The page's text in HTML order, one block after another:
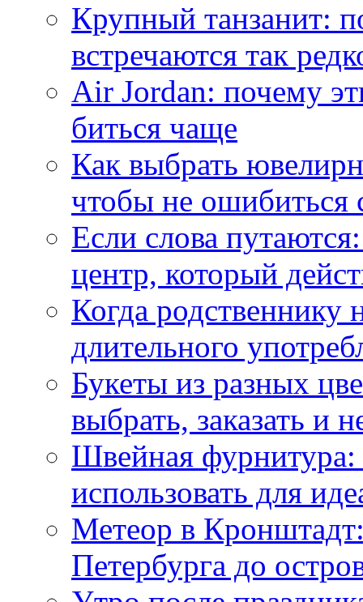
Крупный танзанит:
встречаются так
Air Jordan: почему
биться чаще
Как выбрать
чтобы не ошибиться
Если слова
центр, который
Когда
длительного
Букеты из разных
выбрать, заказать и
Швейная фурнитура:
использовать для
Метеор в
Петербурга до